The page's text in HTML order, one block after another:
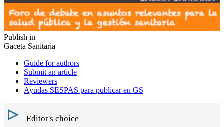
Publish in
Gaceta Sanitaria
Guide for authors
Submit an article
Reviewers
Ayudas SESPAS para publicar en GS
Editor's choice